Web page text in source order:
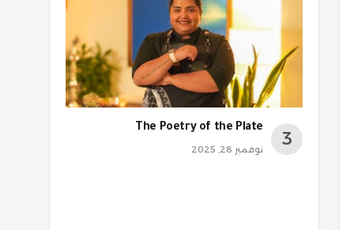
The Poetry of the Plate
نوفمبر 28, 2025